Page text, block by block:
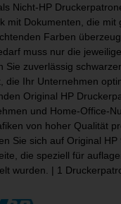
Nicht-HP
mit Dokumenten, die mit
Farben
muss nur die
Sie zuverlässig
die Ihr Unternehmen
Original HP
und Home-Office-
von hoher Qualität
Sie sich auf Original
die speziell für
wurden. | 1